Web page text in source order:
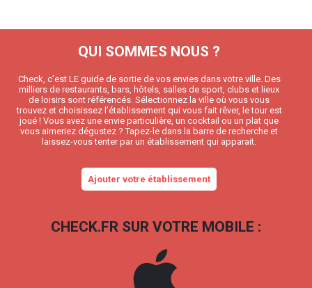
QUI SOMMES NOUS ?
Check, c’est LE guide de sortie de vos envies dans votre ville. Des
milliers de restaurants, bars, hôtels, salles de sport, clubs et lieux
de loisirs sont référencés. Sélectionnez la ville où vous vous
trouvez et choisissez l’établissement qui vous fait rêver, le tour est
joué ! Vous avez une envie particulière, un cocktail ou un plat que
vous aimeriez dégustez ? Tapez-le dans la barre de recherche et
laissez-vous tenter par un établissement qui apparait.
Ajouter votre établissement
CHECK.FR SUR VOTRE MOBILE :